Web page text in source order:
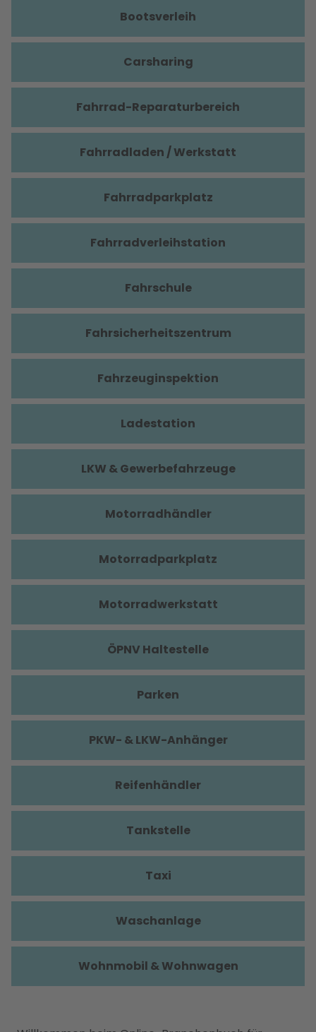
Bootsverleih
Carsharing
Fahrrad-Reparaturbereich
Fahrradladen / Werkstatt
Fahrradparkplatz
Fahrradverleihstation
Fahrschule
Fahrsicherheitszentrum
Fahrzeuginspektion
Ladestation
LKW & Gewerbefahrzeuge
Motorradhändler
Motorradparkplatz
Motorradwerkstatt
ÖPNV Haltestelle
Parken
PKW- & LKW-Anhänger
Reifenhändler
Tankstelle
Taxi
Waschanlage
Wohnmobil & Wohnwagen